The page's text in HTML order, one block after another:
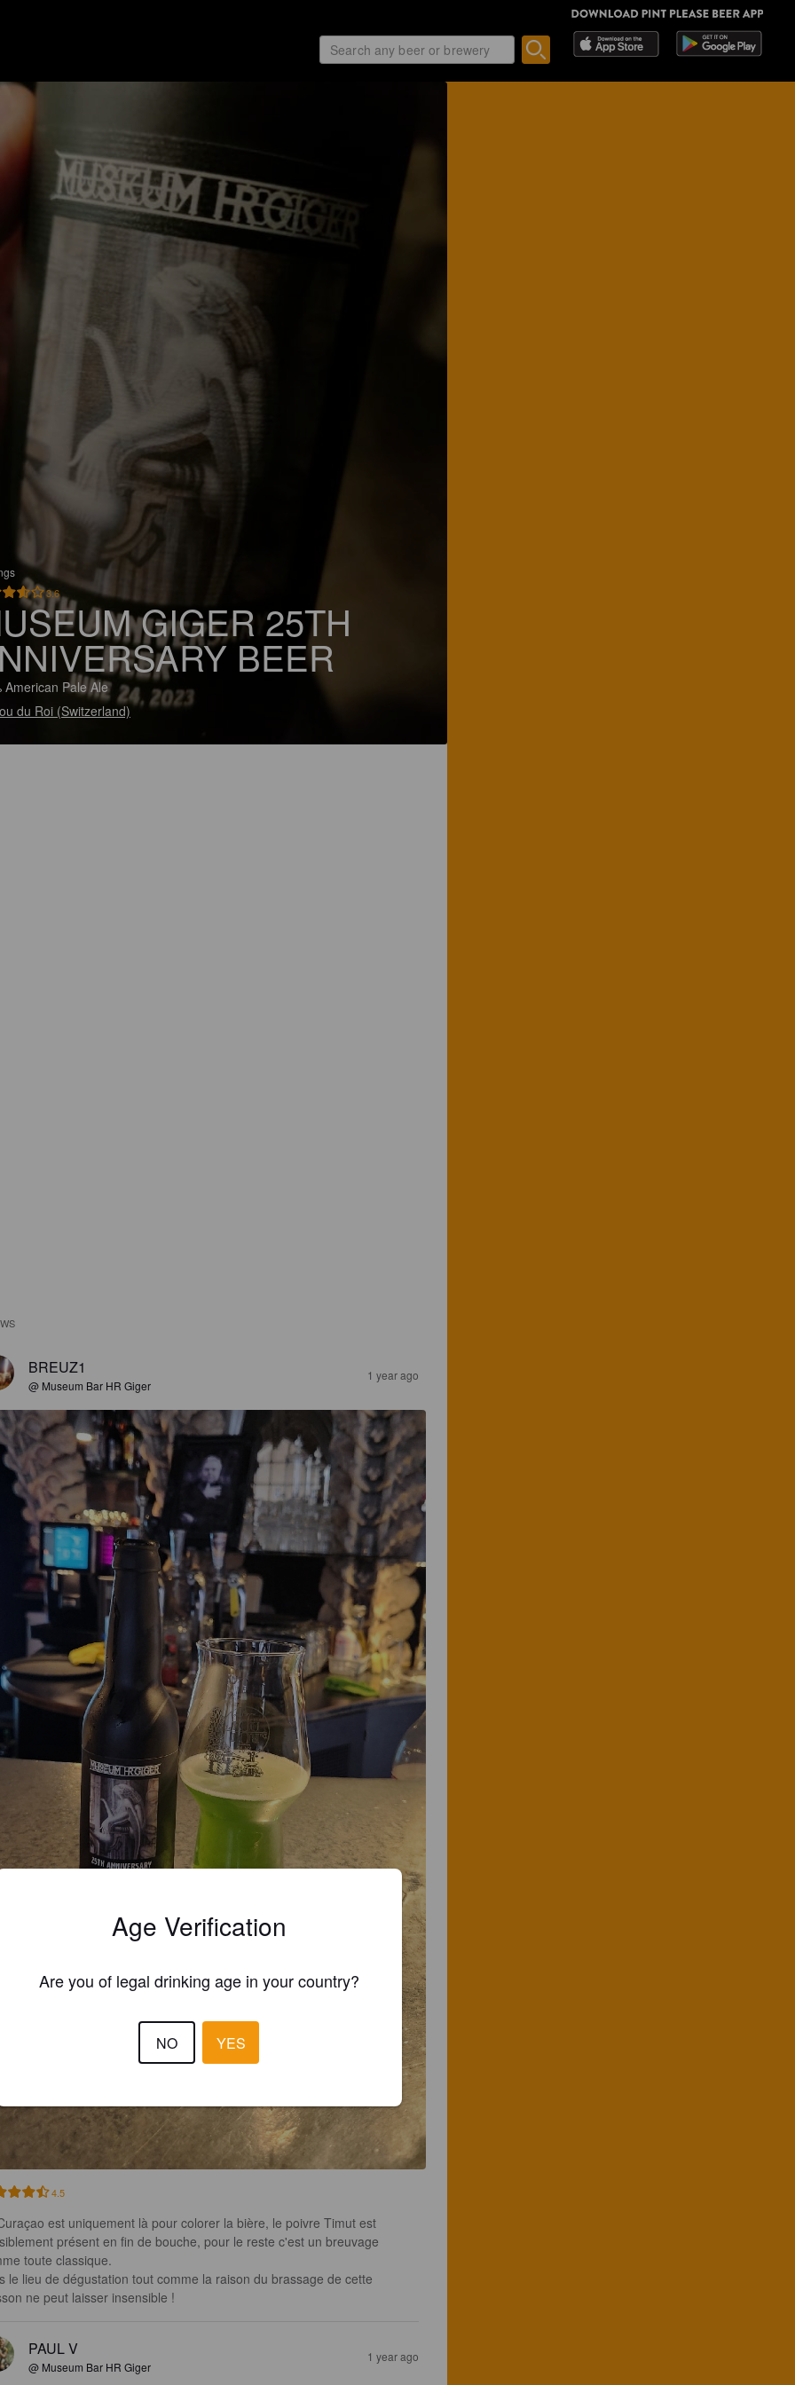
3.6
GIGER 25TH
BEER
American Pale Ale
du Roi (Switzerland)
BREUZ1
@ Museum Bar HR Giger
1 year ago
4.5
est uniquement là pour colorer la bière, le poivre Timut est
présent en fin de bouche, pour le reste c'est un breuvage
toute classique.
le lieu de dégustation tout comme la raison du brassage de cette
ne peut laisser insensible !
PAUL V
@ Museum Bar HR Giger
1 year ago
Age Verification
Are you of legal drinking age in your country?
NO YES